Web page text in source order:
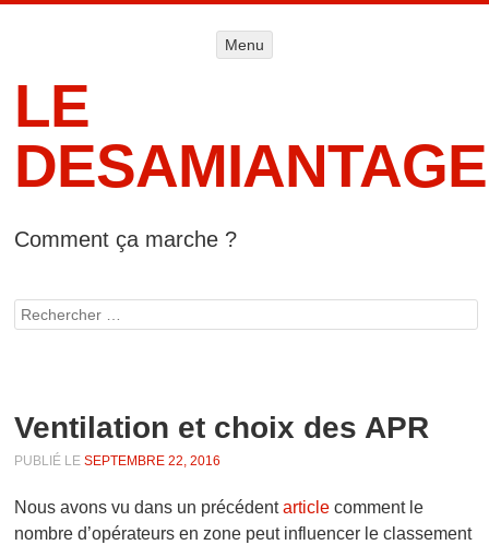
Menu
LE
DESAMIANTAGE
Comment ça marche ?
Rechercher
Ventilation et choix des APR
PUBLIÉ LESEPTEMBRE 22, 2016
Nous avons vu dans un précédentarticle comment le
nombre d’opérateurs en zone peut influencer le classement